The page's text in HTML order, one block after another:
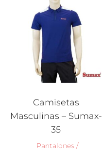
Camisetas
Masculinas – Sumax-
35
Pantalones /